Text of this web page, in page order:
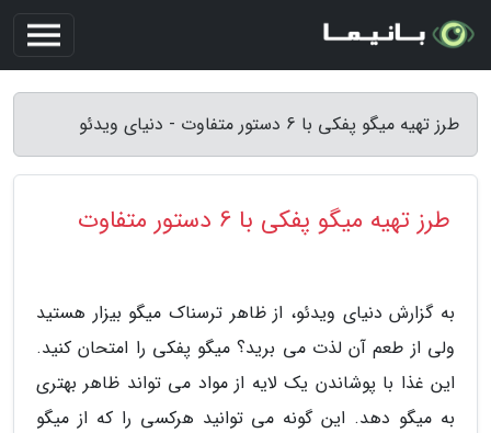
طرز تهیه میگو پفکی با 6 دستور متفاوت - دنیای ویدئو
طرز تهیه میگو پفکی با 6 دستور متفاوت
به گزارش دنیای ویدئو، از ظاهر ترسناک میگو بیزار هستید
ولی از طعم آن لذت می برید؟ میگو پفکی را امتحان کنید.
این غذا با پوشاندن یک لایه از مواد می تواند ظاهر بهتری
به میگو دهد. این گونه می توانید هرکسی را که از میگو